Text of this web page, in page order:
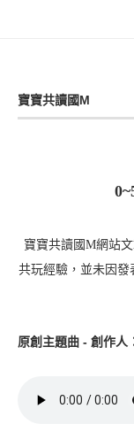
寶寶共讀國M
寶寶共讀國M網站
共玩經驗，並未因
原創主題曲 - 創作人